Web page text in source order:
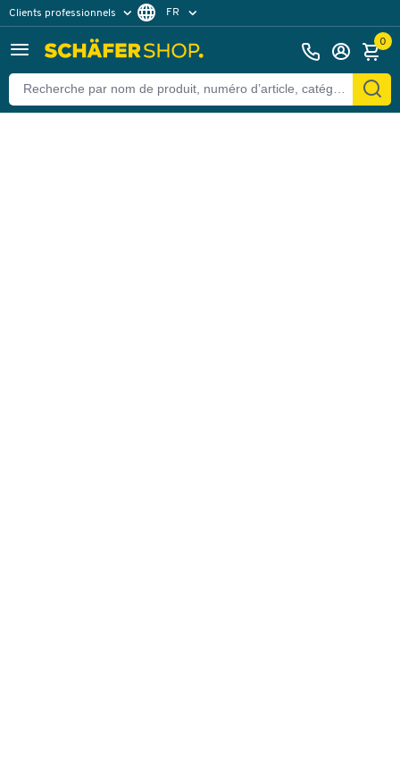
Clients professionnels
Clients particuliers
FR
0
Retour